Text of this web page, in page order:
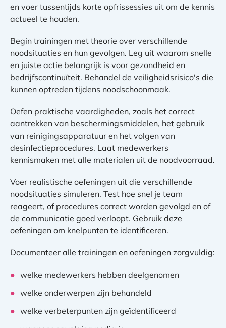
en voer tussentijds korte opfrissessies uit om de kennis
actueel te houden.
Begin trainingen met theorie over verschillende
noodsituaties en hun gevolgen. Leg uit waarom snelle
en juiste actie belangrijk is voor gezondheid en
bedrijfscontinuïteit. Behandel de veiligheidsrisico's die
kunnen optreden tijdens noodschoonmaak.
Oefen praktische vaardigheden, zoals het correct
aantrekken van beschermingsmiddelen, het gebruik
van reinigingsapparatuur en het volgen van
desinfectieprocedures. Laat medewerkers
kennismaken met alle materialen uit de noodvoorraad.
Voer realistische oefeningen uit die verschillende
noodsituaties simuleren. Test hoe snel je team
reageert, of procedures correct worden gevolgd en of
de communicatie goed verloopt. Gebruik deze
oefeningen om knelpunten te identificeren.
Documenteer alle trainingen en oefeningen zorgvuldig:
welke medewerkers hebben deelgenomen
welke onderwerpen zijn behandeld
welke verbeterpunten zijn geïdentificeerd